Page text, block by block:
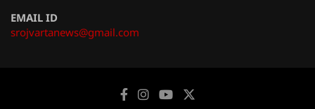
EMAIL ID
srojvartanews@gmail.com